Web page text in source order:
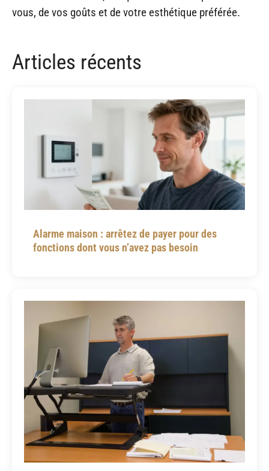
vous, de vos goûts et de votre esthétique préférée.
Articles récents
Alarme maison : arrêtez de payer pour des
fonctions dont vous n’avez pas besoin